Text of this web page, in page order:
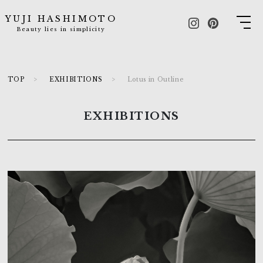
YUJI HASHIMOTO
Beauty lies in simplicity
TOP EXHIBITIONS Lotus in Outline
EXHIBITIONS